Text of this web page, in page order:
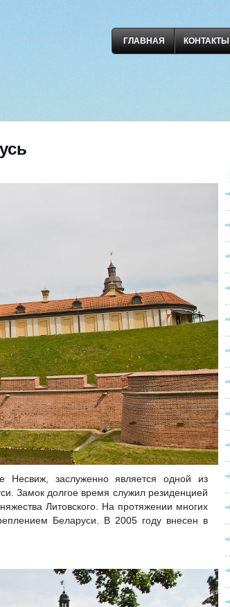
ГЛАВНАЯ КОНТАКТЫ
Несвиж, заслуженно является одной из
Замок долгое время служил резиденцией
Литовского. На протяжении многих
Беларуси. В 2005 году внесен в